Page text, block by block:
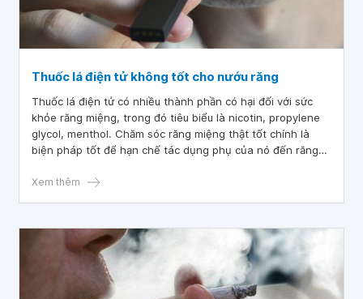
Thuốc lá điện tử không tốt cho nướu răng
Thuốc lá điện tử có nhiều thành phần có hại đối với sức
khỏe răng miệng, trong đó tiêu biểu là nicotin, propylene
glycol, menthol. Chăm sóc răng miệng thật tốt chính là
biện pháp tốt để hạn chế tác dụng phụ của nó đến răng
Xem thêm